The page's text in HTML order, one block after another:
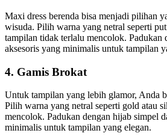
Maxi dress berenda bisa menjadi pilihan
wisuda. Pilih warna yang netral seperti
tampilan tidak terlalu mencolok. Padukan
aksesoris yang minimalis untuk tampilan
4. Gamis Brokat
Untuk tampilan yang lebih glamor, Anda
Pilih warna yang netral seperti gold atau
mencolok. Padukan dengan hijab simpel
minimalis untuk tampilan yang elegan.